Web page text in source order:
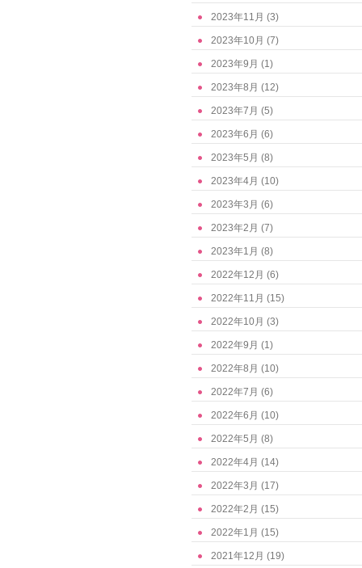
2023年11月 (3)
2023年10月 (7)
2023年9月 (1)
2023年8月 (12)
2023年7月 (5)
2023年6月 (6)
2023年5月 (8)
2023年4月 (10)
2023年3月 (6)
2023年2月 (7)
2023年1月 (8)
2022年12月 (6)
2022年11月 (15)
2022年10月 (3)
2022年9月 (1)
2022年8月 (10)
2022年7月 (6)
2022年6月 (10)
2022年5月 (8)
2022年4月 (14)
2022年3月 (17)
2022年2月 (15)
2022年1月 (15)
2021年12月 (19)